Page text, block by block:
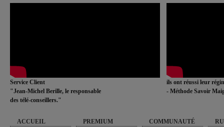
Service Client
"Jean-Michel Berille, le responsable
des télé-conseillers."
ils ont réussi leur
- Méthode Savoir
ACCUEIL PREMIUM COMMUNAUTÉ